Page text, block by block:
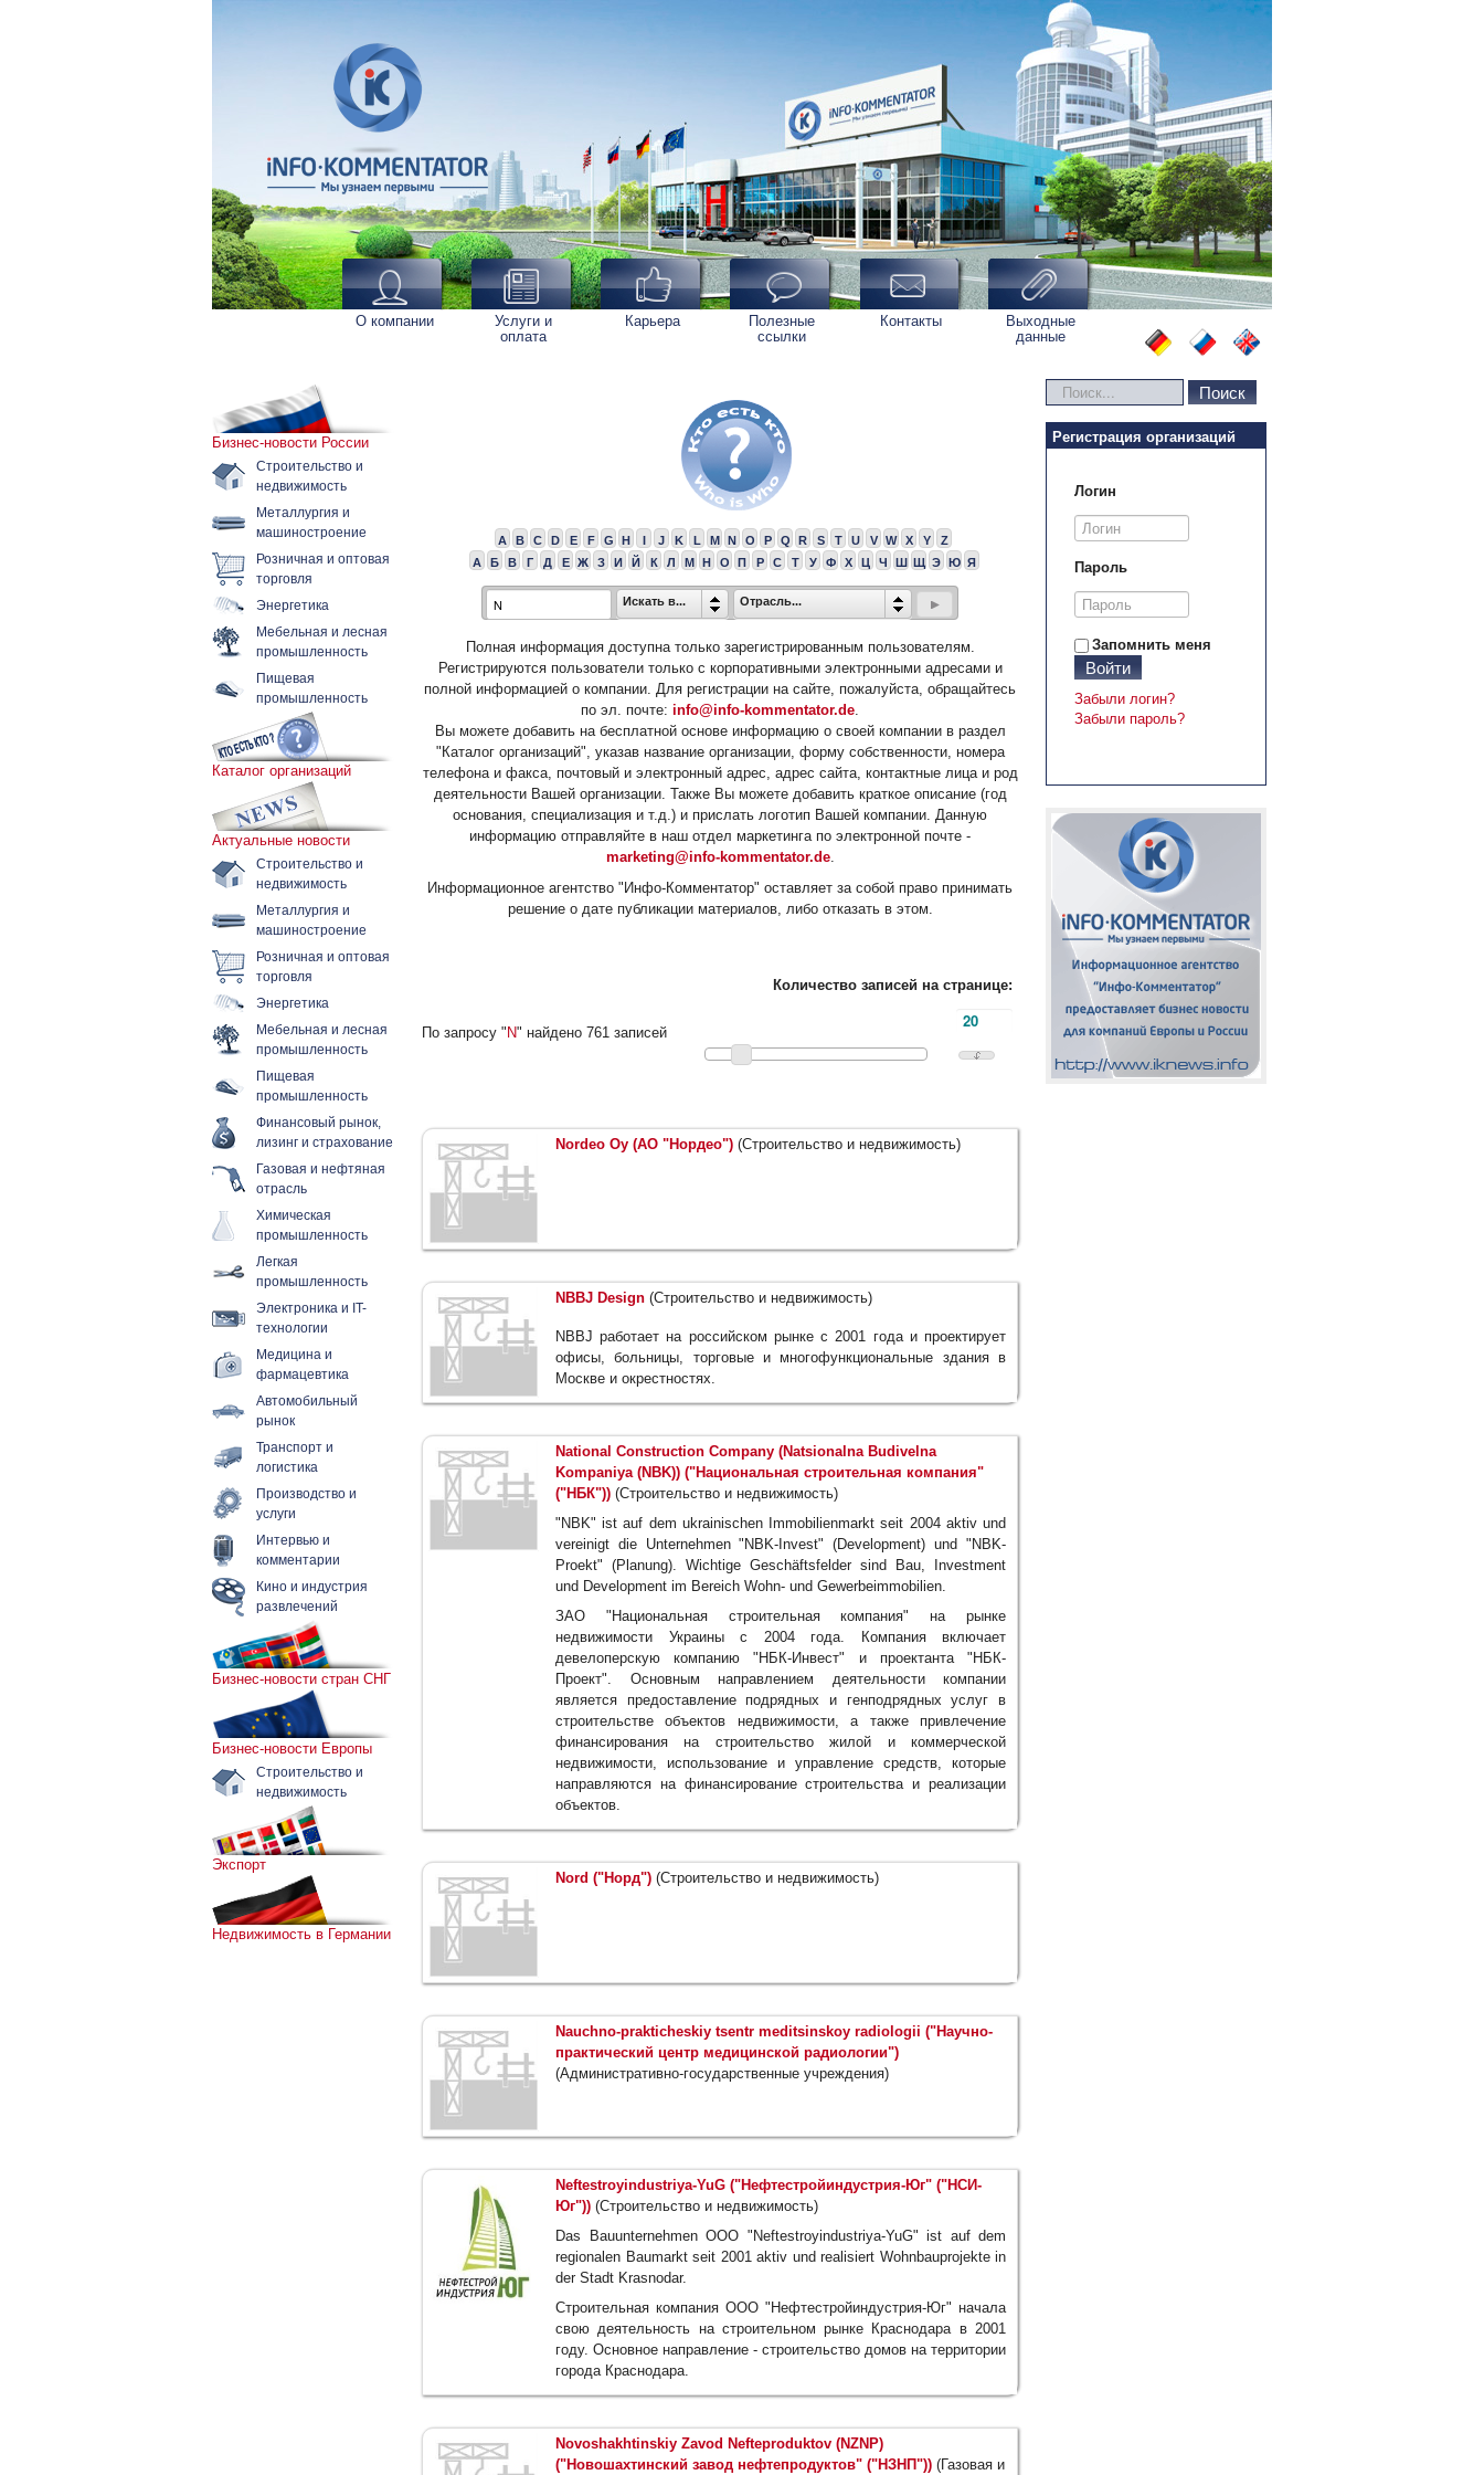
О компании
Услуги и
оплата
Карьера
Полезные
ссылки
Контакты
Выходные
данные
Бизнес-новости России
Строительство и
недвижимость
Металлургия и
машиностроение
Розничная и оптовая
торговля
Энергетика
Мебельная и лесная
промышленность
Пищевая
промышленность
Каталог организаций
Актуальные новости
Строительство и
недвижимость
Металлургия и
машиностроение
Розничная и оптовая
торговля
Энергетика
Мебельная и лесная
промышленность
Пищевая
промышленность
Финансовый рынок,
лизинг и страхование
Газовая и нефтяная
отрасль
Химическая
промышленность
Легкая
промышленность
Электроника и IT-
технологии
Медицина и
фармацевтика
Автомобильный
рынок
Транспорт и
логистика
Производство и
услуги
Интервью и
комментарии
Кино и индустрия
развлечений
Бизнес-новости стран СНГ
Бизнес-новости Европы
Строительство и
недвижимость
Экспорт
Недвижимость в Германии
A B C D E F G H I J K L M N O P Q R S T U V W X Y
Z
А
Б В Г Д Е Ж З И Й К Л М Н О П Р С Т У Ф Х Ц Ч Ш Щ Э Ю Я
Искать в... Отрасль...
Полная информация доступна только зарегистрированным пользователям.
Регистрируются пользователи только с корпоративными электронными адресами и
полной информацией о компании. Для регистрации на сайте, пожалуйста, обращайтесь
по эл. почте: info@info-kommentator.de.
Вы можете добавить на бесплатной основе информацию о своей компании в раздел
"Каталог организаций", указав название организации, форму собственности, номера
телефона и факса, почтовый и электронный адрес, адрес сайта, контактные лица и род
деятельности Вашей организации. Также Вы можете добавить краткое описание (год
основания, специализация и т.д.) и прислать логотип Вашей компании. Данную
информацию отправляйте в наш отдел маркетинга по электронной почте -
marketing@info-kommentator.de.
Информационное агентство "Инфо-Комментатор" оставляет за собой право принимать
решение о дате публикации материалов, либо отказать в этом.
По запросу " N" найдено 761 записей
Количество записей на странице:
Nordeo Oy (АО "Нордео") (Строительство и недвижимость)
NBBJ Design (Строительство и недвижимость)
NBBJ работает на российском рынке с 2001 года и проектирует
офисы, больницы, торговые и многофункциональные здания в
Москве и окрестностях.
National Construction Company (Natsionalna Budivelna
Kompaniya (NBK)) ("Национальная строительная компания"
("НБК")) (Строительство и недвижимость)
"NBK" ist auf dem ukrainischen Immobilienmarkt seit 2004 aktiv und
vereinigt die Unternehmen "NBK-Invest" (Development) und "NBK-
Proekt" (Planung). Wichtige Geschäftsfelder sind Bau, Investment
und Development im Bereich Wohn- und Gewerbeimmobilien.
ЗАО "Национальная строительная компания" на рынке
недвижимости Украины с 2004 года. Компания включает
девелоперскую компанию "НБК-Инвест" и проектанта "НБК-
Проект". Основным направлением деятельности компании
является предоставление подрядных и генподрядных услуг в
строительстве объектов недвижимости, а также привлечение
финансирования на строительство жилой и коммерческой
недвижимости, использование и управление средств, которые
направляются на финансирование строительства и реализации
объектов.
Nord ("Норд") (Строительство и недвижимость)
Nauchno-prakticheskiy tsentr meditsinskoy radiologii ("Научно-
практический центр медицинской радиологии")
(Административно-государственные учреждения)
Neftestroyindustriya-YuG ("Нефтестройиндустрия-Юг" ("НСИ-
Юг")) (Строительство и недвижимость)
Das Bauunternehmen OOO "Neftestroyindustriya-YuG" ist auf dem
regionalen Baumarkt seit 2001 aktiv und realisiert Wohnbauprojekte in
der Stadt Krasnodar.
Строительная компания ООО "Нефтестройиндустрия-Юг" начала
свою деятельность на строительном рынке Краснодара в 2001
году. Основное направление - строительство домов на территории
города Краснодара.
Novoshakhtinskiy Zavod Nefteproduktov (NZNP)
("Новошахтинский завод нефтепродуктов" ("НЗНП")) (Газовая и
Искать... Поиск
Регистрация организаций
Логин
Пароль
Запомнить меня
Войти
Забыли логин?
Забыли пароль?